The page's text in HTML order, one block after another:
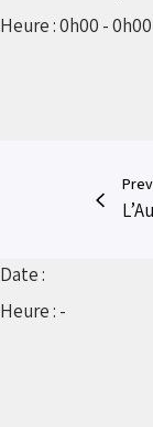
Heure :0h00 - 0h00
Date :
Heure : -